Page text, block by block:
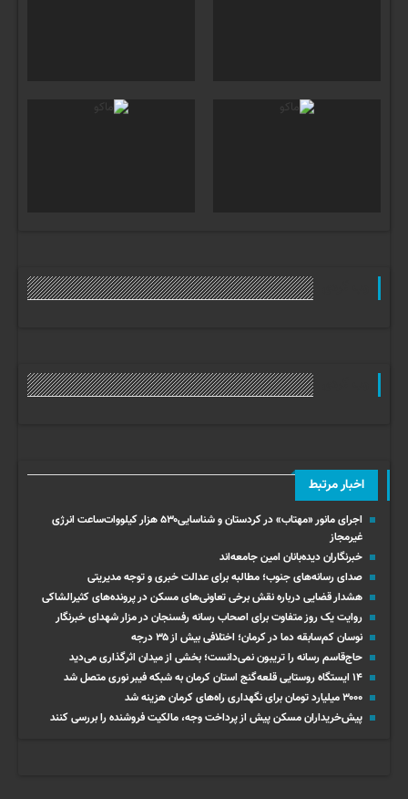
اخبار مرتبط
اجرای مانور ‌«مهتاب» در کردستان‌ و شناسایی۵۳۰ هزار کیلووات‌ساعت انرژی
غیرمجاز ‌
خبرنگاران دیده‌بانان امین جامعه‌اند
صدای رسانه‌های جنوب؛ مطالبه برای عدالت خبری و توجه مدیریتی
هشدار قضایی درباره نقش برخی تعاونی‌های مسکن در پرونده‌های کثیرالشاکی
روایت یک روز متفاوت برای اصحاب رسانه رفسنجان در مزار شهدای خبرنگار
نوسان کم‌سابقه دما در کرمان؛ اختلافی بیش از ۳۵ درجه
حاج‌قاسم رسانه را تریبون نمی‌دانست؛ بخشی از میدان اثرگذاری می‌دید
۱۴ ایستگاه روستایی قلعه‌گنج استان کرمان به شبکه فیبر نوری متصل شد
۳۰۰۰ میلیارد تومان برای نگهداری راه‌های کرمان هزینه شد
پیش‌خریداران مسکن پیش از پرداخت وجه، مالکیت فروشنده را بررسی کنند